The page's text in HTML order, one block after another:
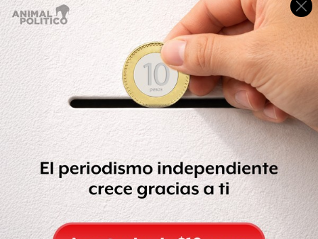
Desarrollo en materia educativa”.
El pasado 27 de febrero,Díaz de la Torre fue elegido
como titular del SNTE, en sustitución de Gordillo
, quien
fue detenida el 26 de febrero acusada de desvió de
fondos del SNTE por más de 2 mil millones de pesos.